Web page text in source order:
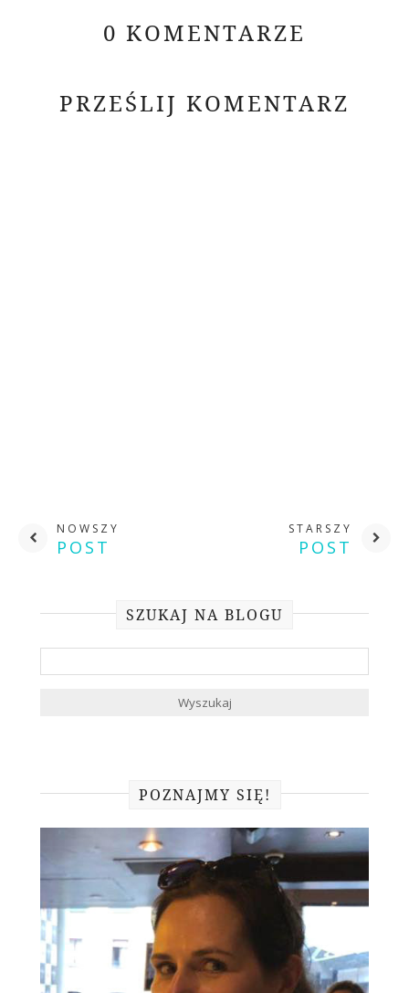
0 KOMENTARZE
PRZEŚLIJ KOMENTARZ
NOWSZY
POST
STARSZY
POST
SZUKAJ NA BLOGU
POZNAJMY SIĘ!